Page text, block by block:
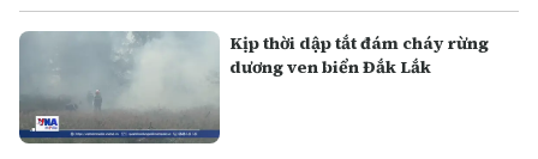
Kịp thời dập tắt đám cháy rừng
dương ven biển Đắk Lắk